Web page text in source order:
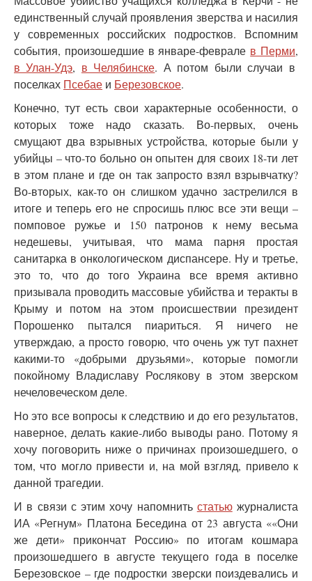
единственный случай проявления зверства и насилия
у современных российских подростков. Вспомним
события, произошедшие в январе-феврале в Перми,
в Улан-Удэ, в Челябинске. А потом были случаи в
поселках Псебае и Березовское.
Конечно, тут есть свои характерные особенности, о
которых тоже надо сказать. Во-первых, очень
смущают два взрывных устройства, которые были у
убийцы – что-то больно он опытен для своих 18-ти лет
в этом плане и где он так запросто взял взрывчатку?
Во-вторых, как-то он слишком удачно застрелился в
итоге и теперь его не спросишь плюс все эти вещи –
помповое ружье и 150 патронов к нему весьма
недешевы, учитывая, что мама парня простая
санитарка в онкологическом диспансере. Ну и третье,
это то, что до того Украина все время активно
призывала проводить массовые убийства и теракты в
Крыму и потом на этом происшествии президент
Порошенко пытался пиариться. Я ничего не
утверждаю, а просто говорю, что очень уж тут пахнет
какими-то «добрыми друзьями», которые помогли
покойному Владиславу Рослякову в этом зверском
нечеловеческом деле.
Но это все вопросы к следствию и до его результатов,
наверное, делать какие-либо выводы рано. Потому я
хочу поговорить ниже о причинах произошедшего, о
том, что могло привести и, на мой взгляд, привело к
данной трагедии.
И в связи с этим хочу напомнить статьюжурналиста
ИА «Регнум» Платона Беседина от 23 августа ««Они
же дети» прикончат Россию» по итогам кошмара
произошедшего в августе текущего года в поселке
Березовское – где подростки зверски поиздевались и